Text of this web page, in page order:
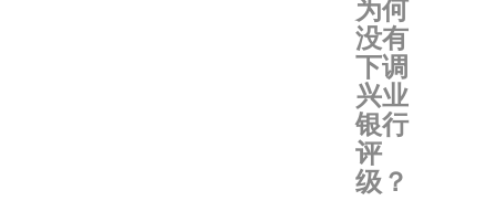
为何
没有
下调
兴业
银行
评
级？